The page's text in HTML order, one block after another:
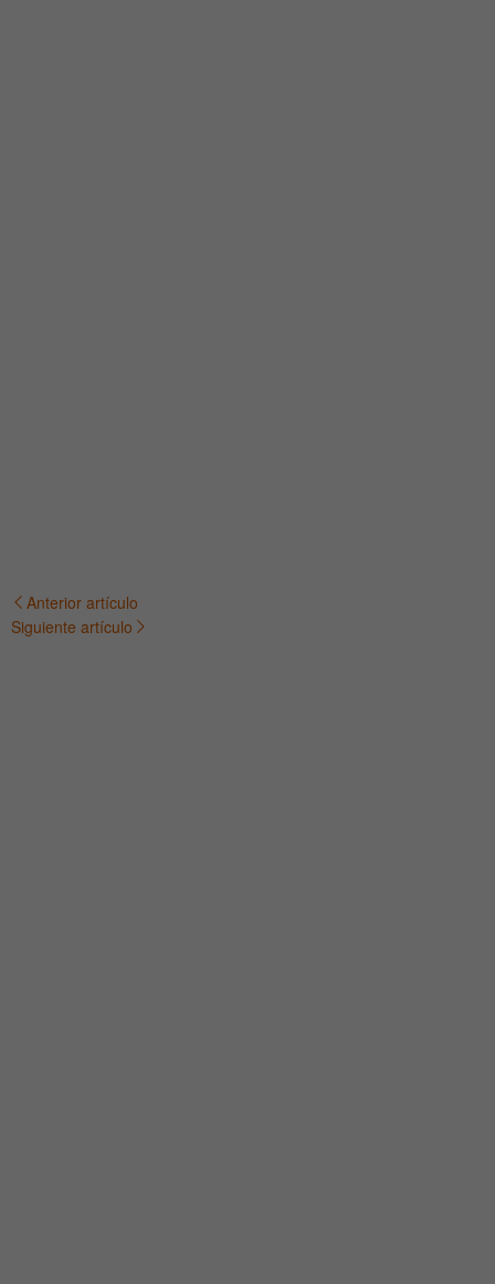
Navegación
Anterior artículo
Siguiente artículo